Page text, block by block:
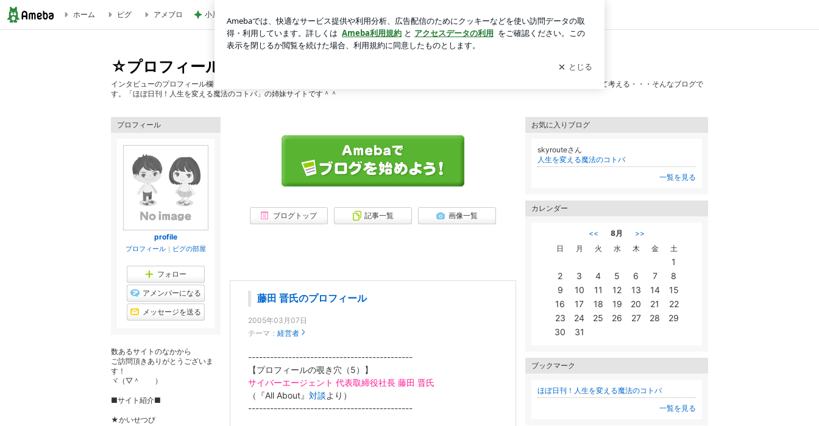
ホーム ピグ アメブロ 小川菜摘 可愛いピンクと黄色の花 ログイン
☆プロフィールの覗き穴☆
インタビューのプロフィール欄って必ず読んでしまいませんか？このブログは、輝いている皆さんのプロフィールからその人を知ったり、自分について考える・・・そんなブログで
す。「ほぼ日刊！人生を変える魔法のコトバ」の姉妹サイトです＾＾
ブログトップ 記事一覧 画像一覧
藤田 晋氏のプロフィール
2005年03月07日
テーマ： 経営者
---------------------------------------------
【プロフィールの覗き穴（5）】
サイバーエージェント 代表取締役社長 藤田 晋氏
（『All About』 対談より）
---------------------------------------------
お気に入りブログ
skyrouteさん
人生を変える魔法のコトバ
一覧を見る
カレンダー
<< 8月
>>
日
月 火 水 木 金 土
1
2
3 4 5 6 7
8
9
10 11 12 13 14
15
16
17 18 19 20 21
22
23
24 25 26 27 28
29
30
31
ブックマーク
ほぼ日刊！人生を変える魔法のコトバ
一覧を見る
プロフィール
profile
プロフィール ｜ ピグの部屋
フォロー
アメンバーになる
メッセージを送る
数あるサイトのなかから
ご訪問頂きありがとうございま
す！
ヾ（▽＾ ）ゞ
■サイト紹介■
★かいせつび